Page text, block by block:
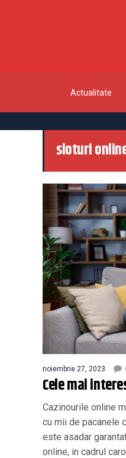
Actualitate
sloturi
noiembrie 27, 2023
Cele mai
Cazinourile online
cu mii de pacanele
este asadar
online, in cadrul